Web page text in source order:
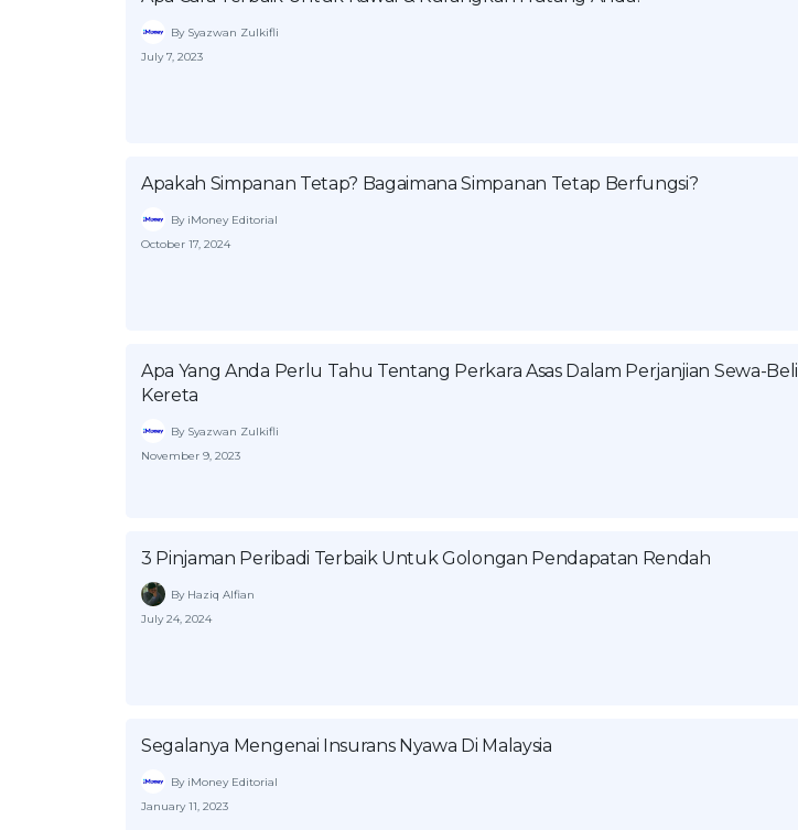
By Syazwan Zulkifli
July 7, 2023
Apakah Simpanan Tetap? Bagaimana Simpanan Tetap Berfungsi?
By iMoney Editorial
October 17, 2024
Apa Yang Anda Perlu Tahu Tentang Perkara Asas Dalam Perjanjian Sewa-Beli
Kereta
By Syazwan Zulkifli
November 9, 2023
3 Pinjaman Peribadi Terbaik Untuk Golongan Pendapatan Rendah
By Haziq Alfian
July 24, 2024
Segalanya Mengenai Insurans Nyawa Di Malaysia
By iMoney Editorial
January 11, 2023